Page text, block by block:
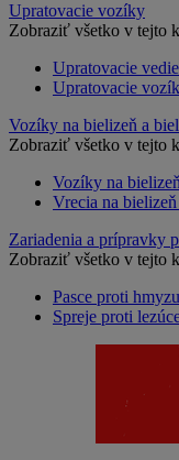
Upratovacie vozíky
Zobraziť všetko v tejto
Upratovacie
Upratovacie
Vozíky na bielizeň a
Zobraziť všetko v tejto
Vozíky na bielizeň
Vrecia na
Zariadenia a prípravky
Zobraziť všetko v tejto
Pasce proti hmyzu
Spreje proti